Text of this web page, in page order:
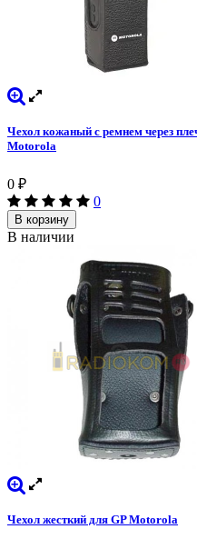
Чехол кожаный с ремнем через
Motorola
0 ₽
0
В корзину
В наличии
Чехол жесткий для GP Motorola